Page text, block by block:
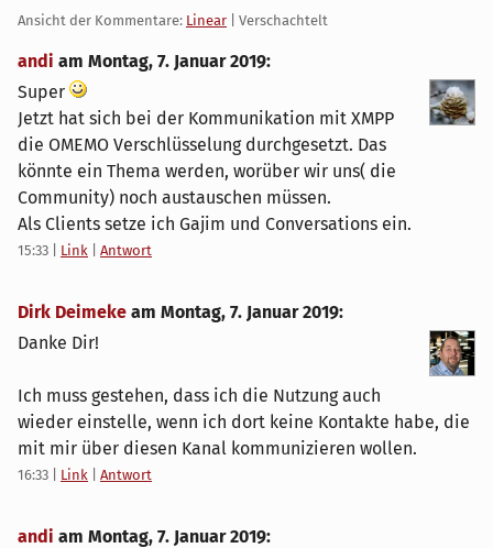
Ansicht der Kommentare: Linear | Verschachtelt
andi am Montag, 7. Januar 2019:
Super
Jetzt hat sich bei der Kommunikation mit XMPP
die OMEMO Verschlüsselung durchgesetzt. Das
könnte ein Thema werden, worüber wir uns( die
Community) noch austauschen müssen.
Als Clients setze ich Gajim und Conversations ein.
15:33 Link Antwort
Dirk Deimeke am Montag, 7. Januar 2019:
Danke Dir!
Ich muss gestehen, dass ich die Nutzung auch
wieder einstelle, wenn ich dort keine Kontakte habe, die
mit mir über diesen Kanal kommunizieren wollen.
16:33 Link Antwort
andi am Montag, 7. Januar 2019: